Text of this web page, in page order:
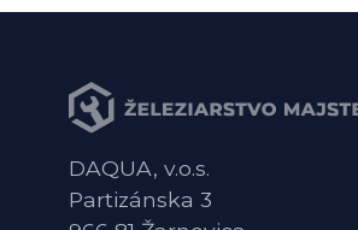
DAQUA, v.o.s.
Partizánska 3